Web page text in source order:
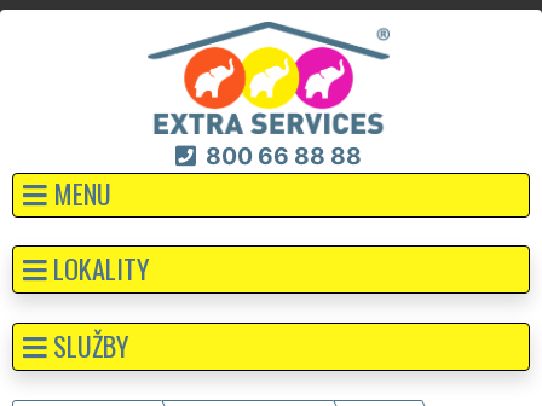
800 66 88 88
MENU
LOKALITY
SLUŽBY